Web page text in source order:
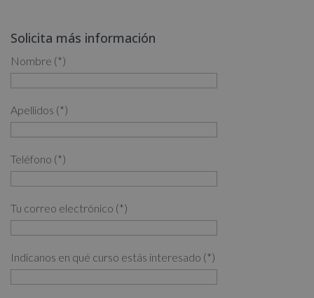
3,880.00€. 1,940.00€.
Solicita más información
Nombre (*)
Apellidos (*)
Teléfono (*)
Tu correo electrónico (*)
Indícanos en qué curso estás interesado (*)